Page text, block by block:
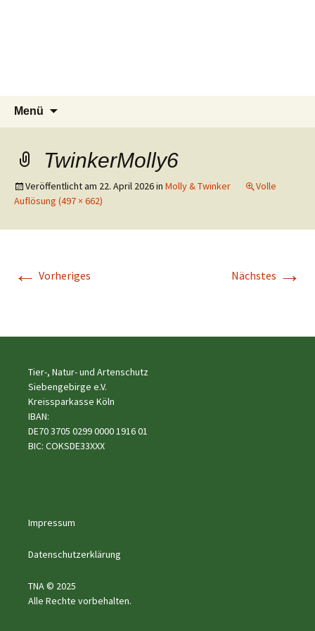
Tier Natur und Artenschutz
Siebengebirge e.V.
Tierschutzverein seit 1985 im
Siebengebirge – Orscheider
Menü
TwinkerMolly6
Veröffentlicht am 22. April 2026in Molly & Twinker
Volle
Auflösung (497 × 662)
← Vorheriges Nächstes →
Tier-, Natur- und Artenschutz
Siebengebirge e.V.
Kreissparkasse Köln
IBAN:
DE70 3705 0299 0000 1916 01
BIC: COKSDE33XXX
Impressum
Datenschutzerklärung
TNA © 2025
Alle Rechte vorbehalten.